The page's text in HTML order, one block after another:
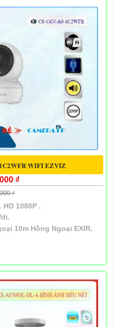
WIFI EZVIZ
₫
₫
HD 1080P .
10m Hồng Ngoại EXIR.